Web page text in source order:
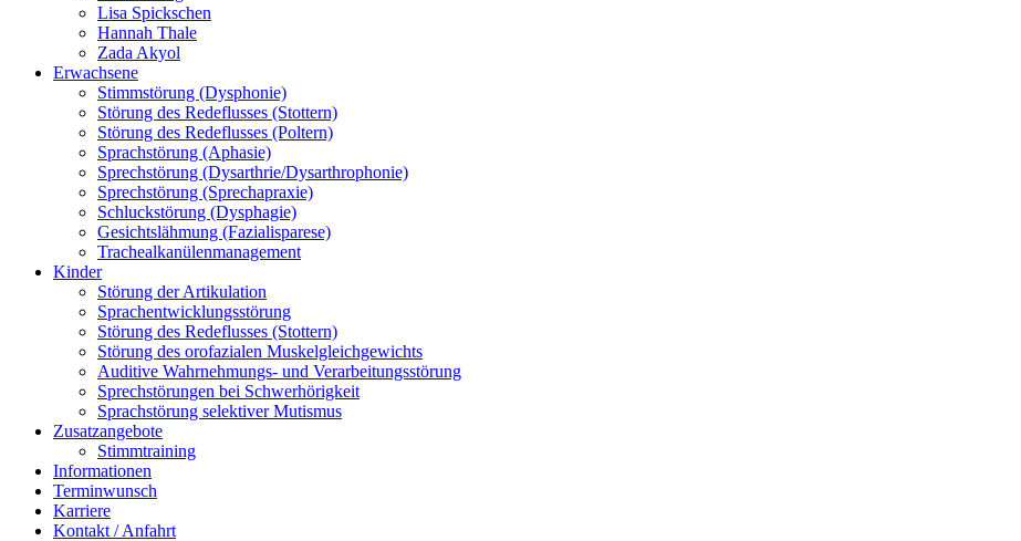
Lisa Spickschen
Hannah Thale
Zada Akyol
Erwachsene
Stimmstörung (Dysphonie)
Störung des Redeflusses (Stottern)
Störung des Redeflusses (Poltern)
Sprachstörung (Aphasie)
Sprechstörung (Dysarthrie/Dysarthrophonie)
Sprechstörung (Sprechapraxie)
Schluckstörung (Dysphagie)
Gesichtslähmung (Fazialisparese)
Trachealkanülenmanagement
Kinder
Störung der Artikulation
Sprachentwicklungsstörung
Störung des Redeflusses (Stottern)
Störung des orofazialen Muskelgleichgewichts
Auditive Wahrnehmungs- und Verarbeitungsstörung
Sprechstörungen bei Schwerhörigkeit
Sprachstörung selektiver Mutismus
Zusatzangebote
Stimmtraining
Informationen
Terminwunsch
Karriere
Kontakt / Anfahrt